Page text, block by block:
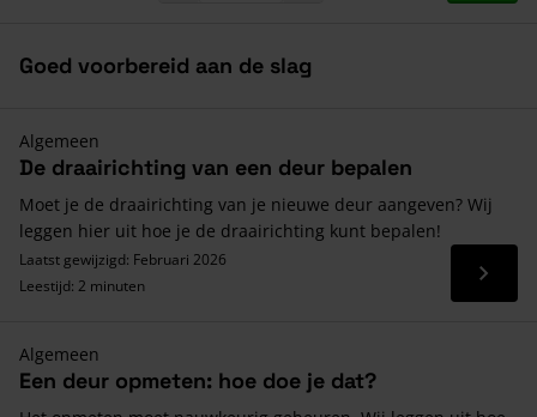
Goed voorbereid aan de slag
Algemeen
De draairichting van een deur bepalen
Moet je de draairichting van je nieuwe deur aangeven? Wij
leggen hier uit hoe je de draairichting kunt bepalen!
Laatst gewijzigd: Februari 2026
Leestijd: 2 minuten
Lees
Algemeen
Een deur opmeten: hoe doe je dat?